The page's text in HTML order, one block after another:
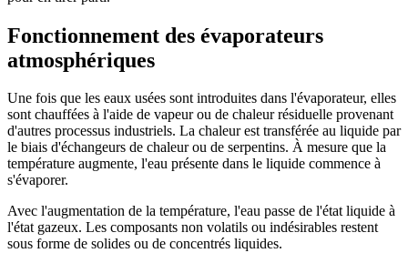
Fonctionnement des évaporateurs
atmosphériques
Une fois que les eaux usées sont introduites dans l'évaporateur, elles
sont chauffées à l'aide de vapeur ou de chaleur résiduelle provenant
d'autres processus industriels. La chaleur est transférée au liquide par
le biais d'échangeurs de chaleur ou de serpentins. À mesure que la
température augmente, l'eau présente dans le liquide commence à
s'évaporer.
Avec l'augmentation de la température, l'eau passe de l'état liquide à
l'état gazeux. Les composants non volatils ou indésirables restent
sous forme de solides ou de concentrés liquides.